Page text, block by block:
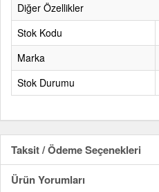
Diğer Özellikler
Stok Kodu
Marka
Stok Durumu
Taksit / Ödeme Seçenekleri
Ürün Yorumları